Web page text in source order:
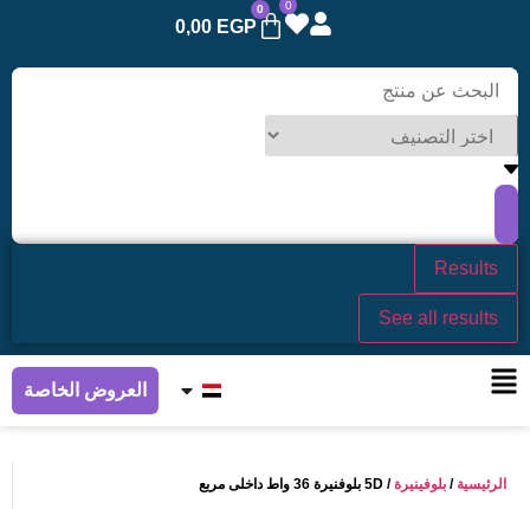
Results
See all results
0
0,00 EGP
0
العروض الخاصة
الرئيسية / بلوفينيرة/ 5D بلوفنيرة 36 واط داخلى مربع